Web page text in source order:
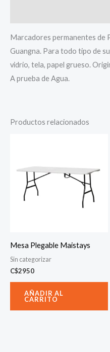
Marcadores permanentes de
Guangna. Para todo tipo de
vidrio, tela, papel grueso.
A prueba de Agua.
Productos relacionados
Mesa Plegable Maistays
Sin categorizar
C$2950
AÑADIR AL
CARRITO